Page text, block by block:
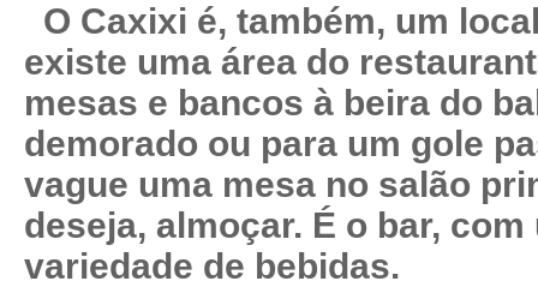
O Caxixi é, também, um
existe uma área do
mesas e bancos à beira do
demorado ou para um gole
vague uma mesa no salão
deseja, almoçar. É o bar,
variedade de bebidas.